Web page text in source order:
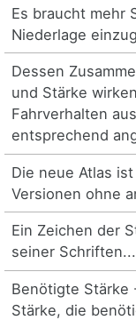
Es braucht mehr
Niederlage
Dessen
und Stärke
Fahrverhalten
entsprechend
Die neue Atlas
Versionen ohne
Ein Zeichen der
seiner Schriften...
Benötigte Stärke
Stärke, die